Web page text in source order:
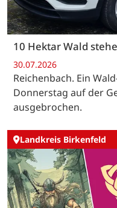
10 Hektar Wald
30.07.2026
Reichenbach. Ein
Donnerstag auf der
ausgebrochen.
Landkreis Birkenfeld